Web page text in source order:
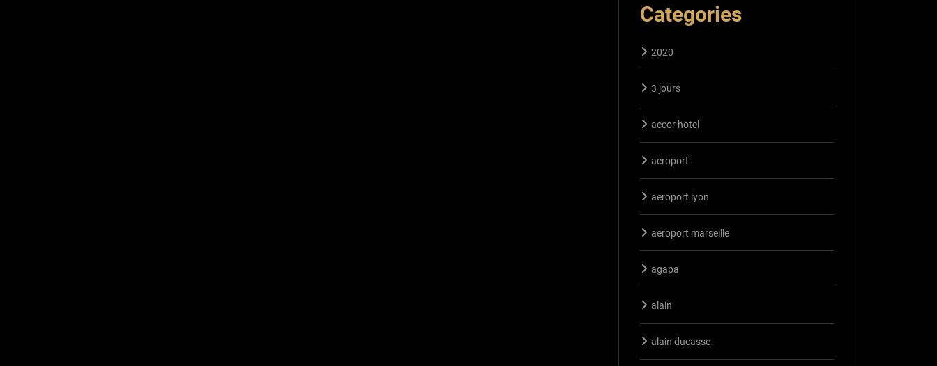
Categories
2020
3 jours
accor hotel
aeroport
aeroport lyon
aeroport marseille
agapa
alain
alain ducasse